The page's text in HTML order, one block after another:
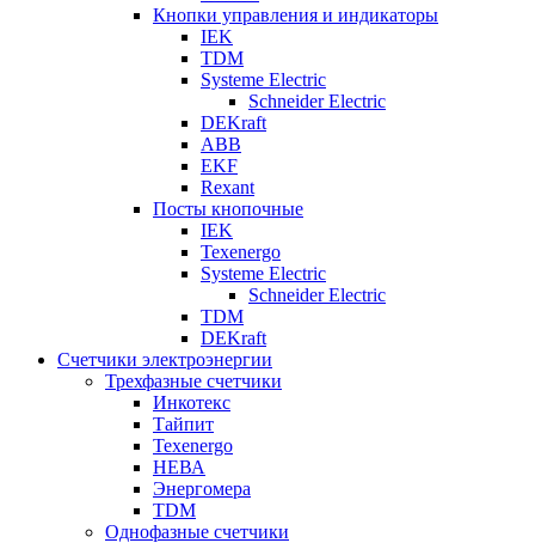
Кнопки управления и индикаторы
IEK
TDM
Systeme Electric
Schneider Electric
DEKraft
ABB
EKF
Rexant
Посты кнопочные
IEK
Texenergo
Systeme Electric
Schneider Electric
TDM
DEKraft
Счетчики электроэнергии
Трехфазные счетчики
Инкотекс
Тайпит
Texenergo
НЕВА
Энергомера
TDM
Однофазные счетчики